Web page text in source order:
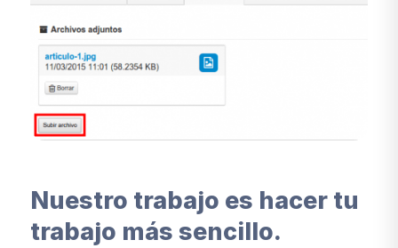
Nuestro trabajo es hacer tu
trabajo más sencillo.